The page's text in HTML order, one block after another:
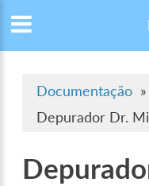
Documentação »
Depurador Dr.